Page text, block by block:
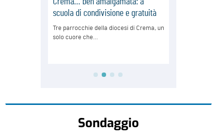
Sondaggio